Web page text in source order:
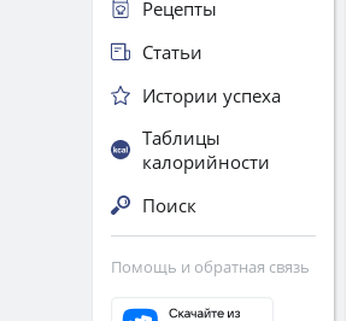
Рецепты
Статьи
Истории успеха
Таблицы
калорийности
Поиск
Помощь и обратная связь